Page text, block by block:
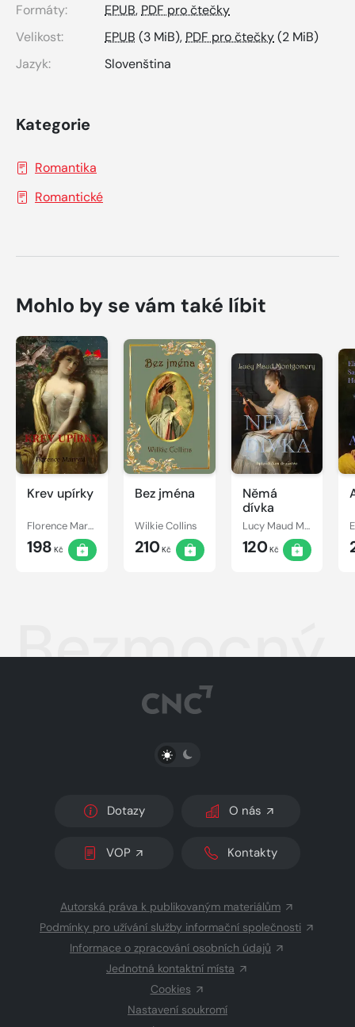
Formáty:
EPUB, PDF pro čtečky
Velikost:
EPUB (3 MiB), PDF pro čtečky(2 MiB)
Jazyk:
Slovenština
Kategorie
Romantika
Romantické
Mohlo by se vám také líbit
Krev upírky
Florence Marryat
198 Kč
Bez jména
Wilkie Collins
210Kč
Němá
dívka
Lucy Maud Montgomery
120Kč
Bezmocný
PŘEPNOUT SVĚTLÝ/TMAVÝ REŽIM
Dotazy O nás
VOP Kontakty
Autorská práva k publikovaným materiálům
Podmínky pro užívání služby informační společnosti
Informace o zpracování osobních údajů
Jednotná kontaktní místa
Cookies
Nastavení soukromí